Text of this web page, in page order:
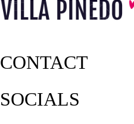
CONTACT
SOCIALS